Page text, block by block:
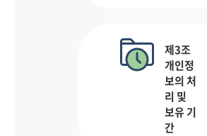
제3조
개인정
보의 처
리 및
보유 기
간